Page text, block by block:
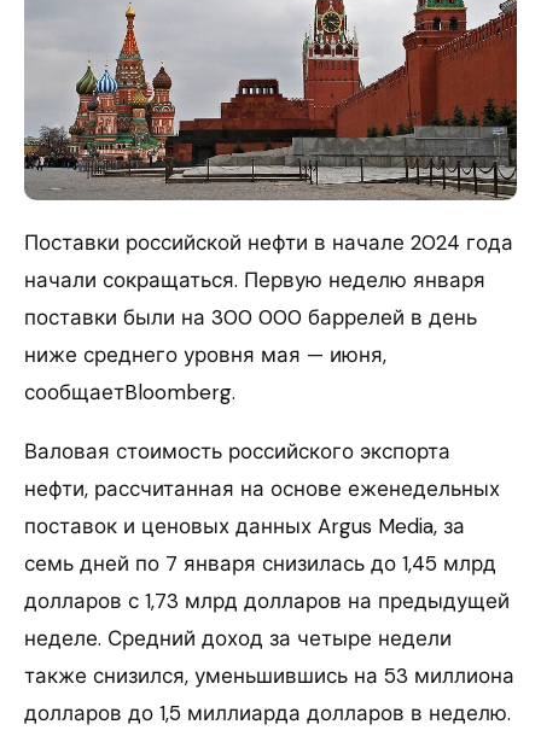
Поставки российской нефти в начале 2024 года
начали сокращаться. Первую неделю января
поставки были на 300 000 баррелей в день
ниже среднего уровня мая — июня,
сообщаетBloomberg.
Валовая стоимость российского экспорта
нефти, рассчитанная на основе еженедельных
поставок и ценовых данных Argus Media, за
семь дней по 7 января снизилась до 1,45 млрд
долларов с 1,73 млрд долларов на предыдущей
неделе. Средний доход за четыре недели
также снизился, уменьшившись на 53 миллиона
долларов до 1,5 миллиарда долларов в неделю.